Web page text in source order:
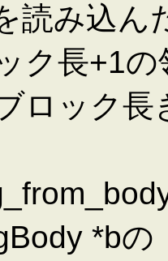
読み込ん
ク長+1
ロック
*bの